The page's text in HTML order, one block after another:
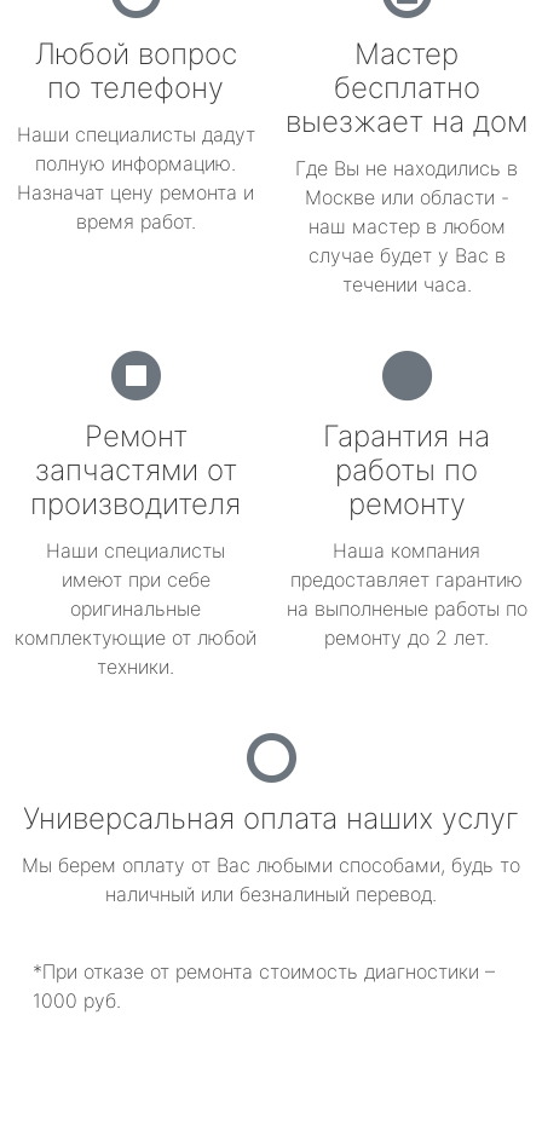
Любой вопрос
по телефону
Наши специалисты дадут
полную информацию.
Назначат цену ремонта и
время работ.
Мастер
бесплатно
выезжает на дом
Где Вы не находились в
Москве или области -
наш мастер в любом
случае будет у Вас в
течении часа.
Ремонт
запчастями от
производителя
Наши специалисты
имеют при себе
оригинальные
комплектующие от любой
техники.
Гарантия на
работы по
ремонту
Наша компания
предоставляет гарантию
на выполненые работы по
ремонту до 2 лет.
Универсальная оплата наших услуг
Мы берем оплату от Вас любыми способами, будь то
наличный или безналиный перевод.
*При отказе от ремонта стоимость диагностики –
1000 руб.